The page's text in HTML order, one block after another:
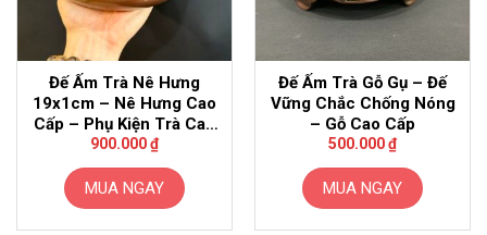
Đế Ấm Trà Nê Hưng
19x1cm – Nê Hưng Cao
Cấp – Phụ Kiện Trà Cao
Cấp
900.000₫
MUA NGAY
Đế Ấm Trà Gỗ Gụ – Đế
Vững Chắc Chống Nóng
– Gỗ Cao Cấp
500.000₫
MUA NGAY